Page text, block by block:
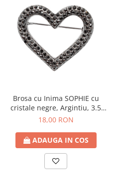
Brosa cu Inima SOPHIE cu
cristale negre, Argintiu, 3.5
cm
18,00 RON
ADAUGA IN COS